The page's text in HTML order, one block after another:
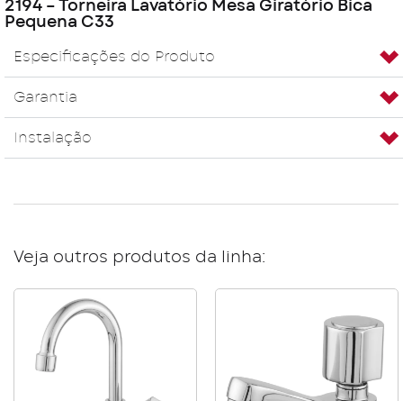
2194 – Torneira Lavatório Mesa Giratório Bica
Pequena C33
Especificações do Produto
Garantia
Instalação
Veja outros produtos da linha: